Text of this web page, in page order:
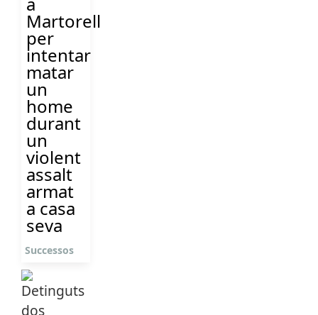
Martorell
per
intentar
matar
un
home
durant
un
violent
assalt
armat
a casa
seva
Successos